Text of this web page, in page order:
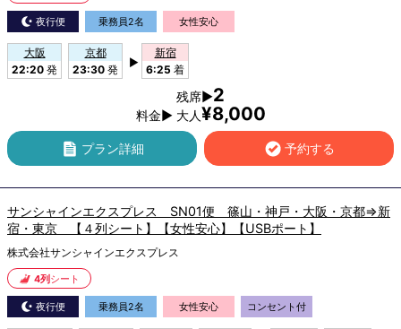
夜行便 乗務員2名 女性安心
大阪
22:20 発
京都
23:30 発
▶
新宿
6:25 着
残席▶2
料金▶ 大人¥8,000
プラン詳細 予約する
サンシャインエクスプレス SN01便 篠山・神戸・大阪・京都⇒新
宿・東京 【４列シート】【女性安心】【USBポート】
株式会社サンシャインエクスプレス
4列 シート
夜行便 乗務員2名 女性安心 コンセント付